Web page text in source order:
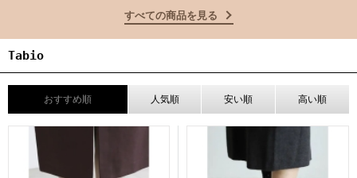
すべての商品を見る
Tabio
おすすめ順 人気順 安い順 高い順